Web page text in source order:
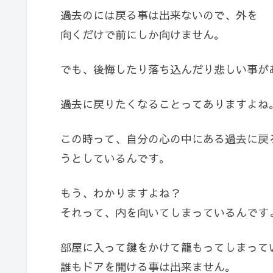
過去のには戻る事は出来ないので、外を
向くだけで前にしか向けません。
でも、後悔したり落ち込んだり悲しい事が
過去に戻りたくなることってありますよね。
この時って、自分の心の中にある過去に戻
うとしているんです。
もう、わかりますよね？
それって、内を向いてしまっているんです
部屋に入って鍵をかけて籠もってしまって
誰もドアを開ける事は出来ません。